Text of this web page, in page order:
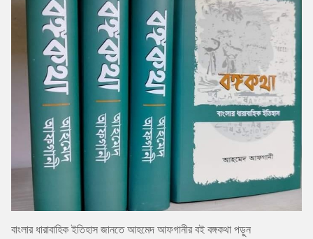
বাংলার ধারাবাহিক ইতিহাস জানতে আহমেদ আফগানীর বই বঙ্গকথা পড়ুন